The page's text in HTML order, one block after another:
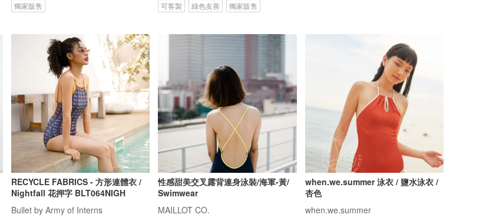
獨家販售 可客製 綠色友善 獨家販售
RECYCLE FABRICS - 方形連體衣 /
Nightfall 花押字 BLT064NIGH
Bullet by Army of Interns
性感甜美交叉露背連身泳裝/海軍-黃/
Swimwear
MAILLOT CO.
when.we.summer 泳衣 / 鹽水泳衣 /
杏色
when.we.summer